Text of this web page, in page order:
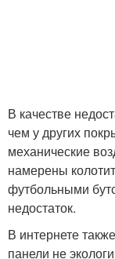
В качестве
чем у других
механические
намерены
футбольными
недостаток.
В интернете
панели не